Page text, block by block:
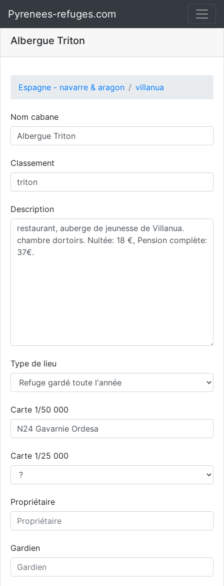
Pyrenees-refuges.com
Albergue Triton
Espagne - navarre & aragon villanua
Nom cabane
Classement
Description
Type de lieu
Carte 1/50 000
Carte 1/25 000
Propriétaire
Gardien